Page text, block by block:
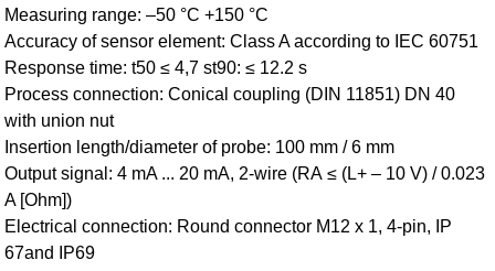
Measuring range: –50 °C +150 °C
Accuracy of sensor element: Class A according to IEC 60751
Response time: t50 ≤ 4,7 st90: ≤ 12.2 s
Process connection: Conical coupling (DIN 11851) DN 40
with union nut
Insertion length/diameter of probe: 100 mm / 6 mm
Output signal: 4 mA ... 20 mA, 2-wire (RA ≤ (L+ – 10 V) / 0.023
A [Ohm])
Electrical connection: Round connector M12 x 1, 4-pin, IP
67and IP69